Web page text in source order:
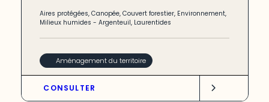
Aires protégées,Canopée,Couvert forestier, Environnement,
Milieux humides -Argenteuil, Laurentides
Aménagement du territoire
CONSULTER